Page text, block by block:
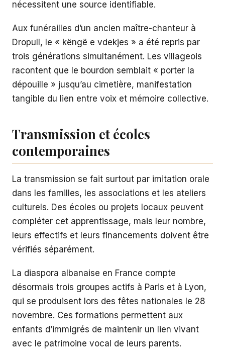
nécessitent une source identifiable.
Aux funérailles d’un ancien maître-chanteur à
Dropull, le « këngë e vdekjes » a été repris par
trois générations simultanément. Les villageois
racontent que le bourdon semblait « porter la
dépouille » jusqu’au cimetière, manifestation
tangible du lien entre voix et mémoire collective.
Transmission et écoles
contemporaines
La transmission se fait surtout par imitation orale
dans les familles, les associations et les ateliers
culturels. Des écoles ou projets locaux peuvent
compléter cet apprentissage, mais leur nombre,
leurs effectifs et leurs financements doivent être
vérifiés séparément.
La diaspora albanaise en France compte
désormais trois groupes actifs à Paris et à Lyon,
qui se produisent lors des fêtes nationales le 28
novembre. Ces formations permettent aux
enfants d’immigrés de maintenir un lien vivant
avec le patrimoine vocal de leurs parents.